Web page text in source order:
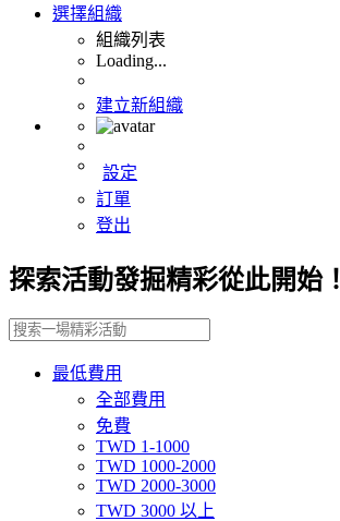
選擇組織
組織列表
Loading...
建立新組織
設定
訂單
登出
探索活動發掘精彩從此開始！
最低費用
全部費用
免費
TWD 1-1000
TWD 1000-2000
TWD 2000-3000
TWD 3000 以上